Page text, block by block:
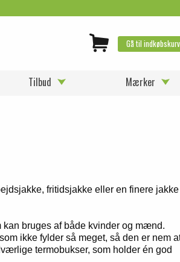
Gå til indkøbskurv
Tilbud Mærker
fritidsjakke eller en finere jakke
kan bruges af både kvinder og mænd.
ikke fylder så meget, så den er nem
termobukser, som holder én god